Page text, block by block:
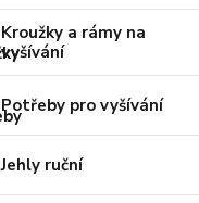
Kroužky a rámy na
vyšívání
Potřeby pro vyšívání
Jehly ruční